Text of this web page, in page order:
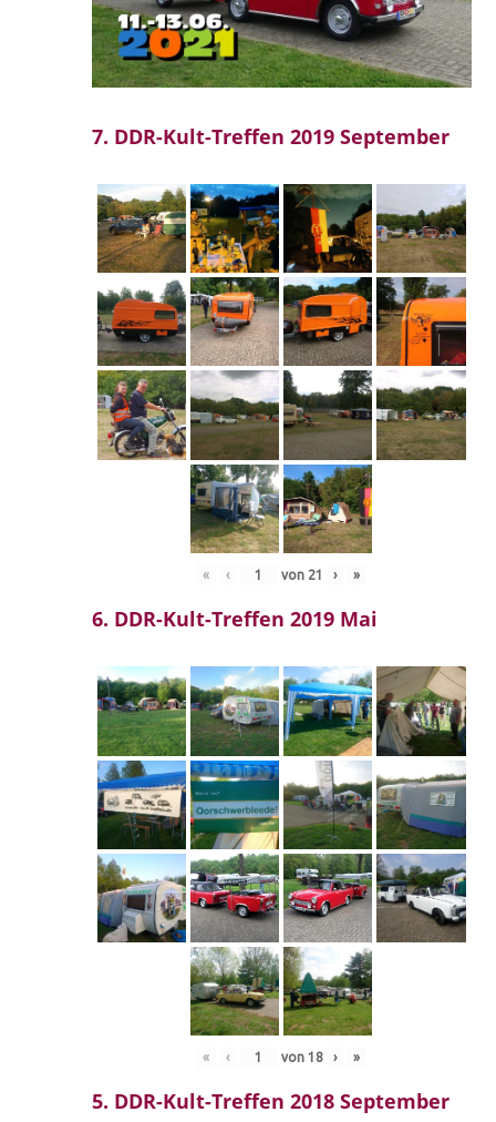
7. DDR-Kult-Treffen 2019 September
« ‹ von 21 › »
6. DDR-Kult-Treffen 2019 Mai
« ‹ von 18 › »
5. DDR-Kult-Treffen 2018 September